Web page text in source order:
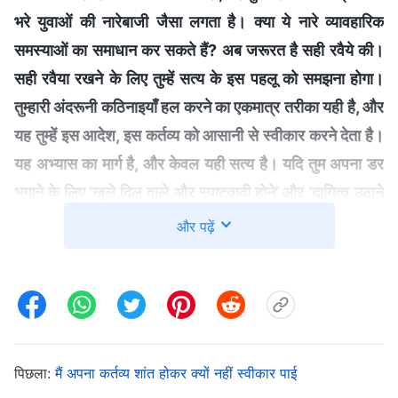
भरे युवाओं की नारेबाजी जैसा लगता है। क्या ये नारे व्यावहारिक
समस्याओं का समाधान कर सकते हैं? अब जरूरत है सही रवैये की।
सही रवैया रखने के लिए तुम्हें सत्य के इस पहलू को समझना होगा।
तुम्हारी अंदरूनी कठिनाइयाँ हल करने का एकमात्र तरीका यही है, और
यह तुम्हें इस आदेश, इस कर्तव्य को आसानी से स्वीकार करने देता है।
यह अभ्यास का मार्ग है, और केवल यही सत्य है। यदि तुम अपना डर
भगाने के लिए ‘खुले दिल वाले और स्पष्टवादी होने’ और ‘दायित्व उठाने
का साहस रखने’ जैसे शब्दों का उपयोग करोगे, तो क्या यह प्रभावी
और अदम्य आध्यात्मिक कद का व्यक्ति हूँ, मेरे मन में कोई अन्य विचार
तौर पर तो तुम अपने कर्तव्य स्वीकारते हो, लेकिन बाद में, कुछ देर
और पढ़ें
पिछला:मैं अपना कर्तव्य शांत होकर क्यों नहीं स्वीकार पाई